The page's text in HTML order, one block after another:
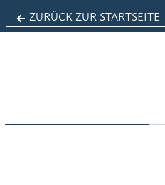
ZURÜCK ZUR STARTSEITE